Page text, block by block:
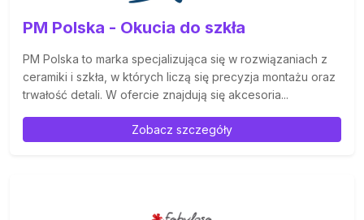
PM Polska - Okucia do szkła
PM Polska to marka specjalizująca się w rozwiązaniach z
ceramiki i szkła, w których liczą się precyzja montażu oraz
trwałość detali. W ofercie znajdują się akcesoria...
Zobacz szczegóły